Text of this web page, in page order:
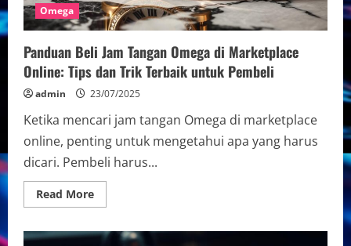
Omega
Panduan Beli Jam Tangan Omega di Marketplace
Online: Tips dan Trik Terbaik untuk Pembeli
admin 23/07/2025
Ketika mencari jam tangan Omega di marketplace
online, penting untuk mengetahui apa yang harus
dicari. Pembeli harus...
Read MoreRead
more
Beli